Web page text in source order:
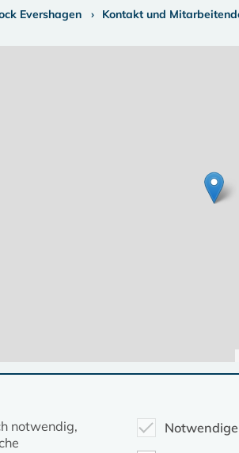
Evershagen Kontakt und
gehört zum Portal
kirche-mv.de
notwendig,